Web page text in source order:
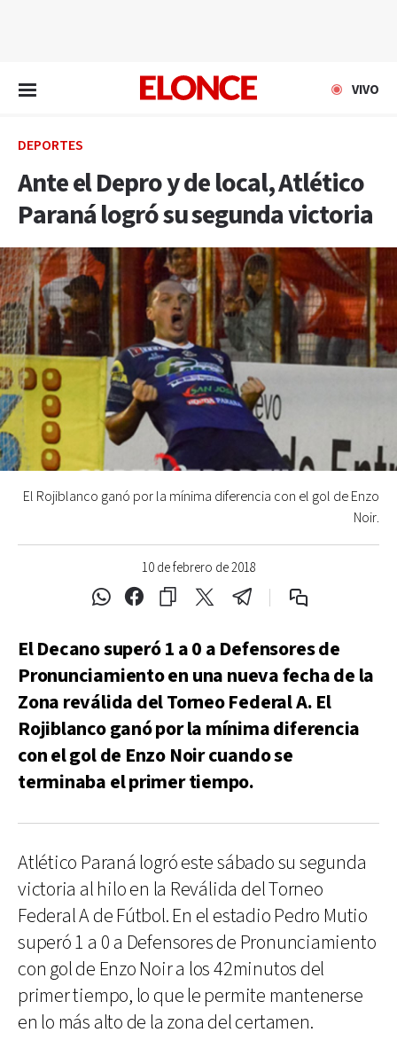
VIVO
DEPORTES
Ante el Depro y de local, Atlético
Paraná logró su segunda victoria
10 de febrero de 2018
El Rojiblanco ganó por la mínima diferencia con el gol de Enzo
Noir.
El Decano superó 1 a 0 a Defensores de
Pronunciamiento en una nueva fecha de la
Zona reválida del Torneo Federal A. El
Rojiblanco ganó por la mínima diferencia
con el gol de Enzo Noir cuando se
terminaba el primer tiempo.
Atlético Paraná logró este sábado su segunda
victoria al hilo en la Reválida del Torneo
Federal A de Fútbol. En el estadio Pedro Mutio
superó 1 a 0 a Defensores de Pronunciamiento
con gol de Enzo Noir a los 42minutos del
primer tiempo, lo que le permite mantenerse
en lo más alto de la zona del certamen.